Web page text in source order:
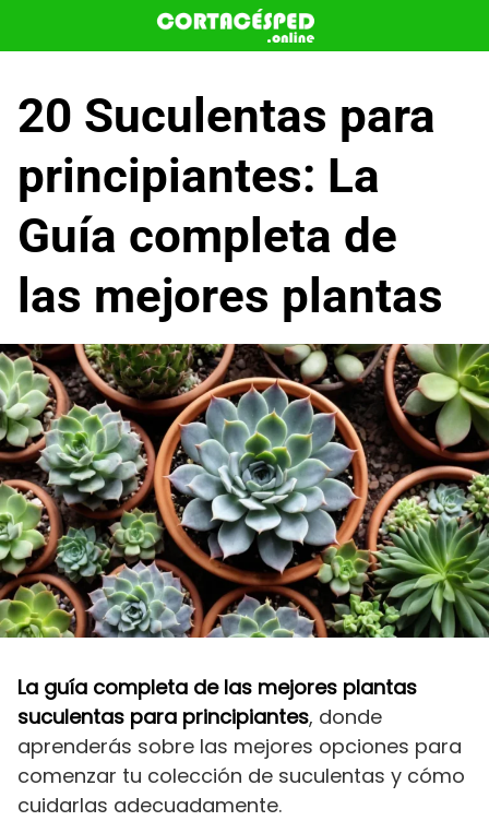
20 Suculentas para
principiantes: La
Guía completa de
las mejores plantas
La guía completa de las mejores plantas
suculentas para principiantes, donde
aprenderás sobre las mejores opciones para
comenzar tu colección de suculentas y cómo
cuidarlas adecuadamente.